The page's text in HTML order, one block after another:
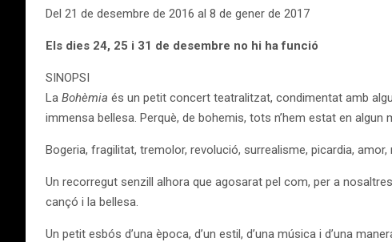
Del 21 de desembre de 2016 al 8 de gener de 2017
Els dies 24, 25 i 31 de desembre no hi ha funció
SINOPSI
La Bohèmia és un petit concert teatralitzat, condimentat amb
immensa bellesa. Perquè, de bohemis, tots n’hem estat en algun
Bogeria, fragilitat, tremolor, revolució, surrealisme, picardia,
Un recorregut senzill alhora que agosarat pel com, per a
cançó i la bellesa.
Un petit esbós d’una època, d’un estil, d’una música i d’una